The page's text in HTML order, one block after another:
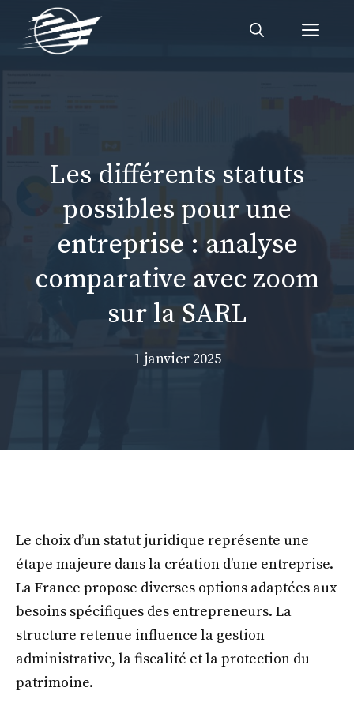
contenu
Les différents statuts
possibles pour une
entreprise : analyse
comparative avec zoom
sur la SARL
1 janvier 2025
Le choix d’un statut juridique représente une
étape majeure dans la création d’une entreprise.
La France propose diverses options adaptées aux
besoins spécifiques des entrepreneurs. La
structure retenue influence la gestion
administrative, la fiscalité et la protection du
patrimoine.